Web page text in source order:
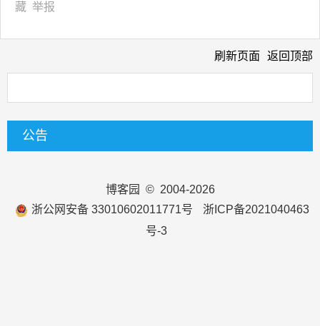
藏 举报
刷新页面 返回顶部
公告
博客园
© 2004-2026
浙公网安备 33010602011771号
浙ICP备2021040463
号-3